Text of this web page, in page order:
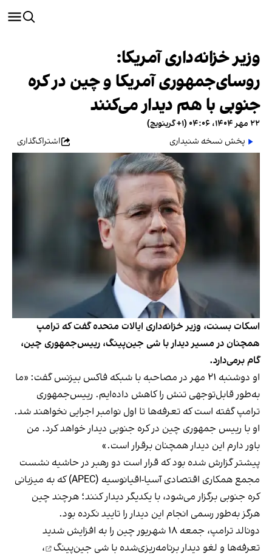
وزیر خزانه‌داری آمریکا:
روسای‌جمهوری آمریکا و چین در کره
جنوبی با هم دیدار می‌کنند
۲۲ مهر ۱۴۰۴، ۰۴:۰۶ (‎+۱ گرینویچ)
پخش نسخه شنیداری
اشتراک‌گذاری
اسکات بسنت، وزیر خزانه‌داری ایالات متحده گفت که ترامپ
همچنان در مسیر دیدار با شی جین‌پینگ، رییس‌جمهوری چین،
گام برمی‌دارد.
او دوشنبه ۲۱ مهر در مصاحبه با شبکه فاکس بیزنس گفت: «ما
به‌طور قابل‌توجهی تنش را کاهش داده‌ایم. رییس‌جمهوری
ترامپ گفته است که تعرفه‌ها تا اول نوامبر اجرایی نخواهند شد.
او با رییس جمهوری چین در کره جنوبی دیدار خواهد کرد. من
باور دارم این دیدار همچنان برقرار است.»
پیشتر گزارش شده بود که قرار است دو رهبر در حاشیه نشست
مجمع همکاری اقتصادی آسیا-اقیانوسیه (APEC) که به میزبانی
کره جنوبی برگزار می‌شود، با یکدیگر دیدار کنند؛ هرچند چین
هرگز به‌طور رسمی انجام این دیدار را تایید نکرده بود.
دونالد ترامپ، جمعه ۱۸ شهریور چین را به
افزایش شدید
تعرفه‌ها و لغو دیدار برنامه‌ریزی‌شده با شی جین‌پینگ
،